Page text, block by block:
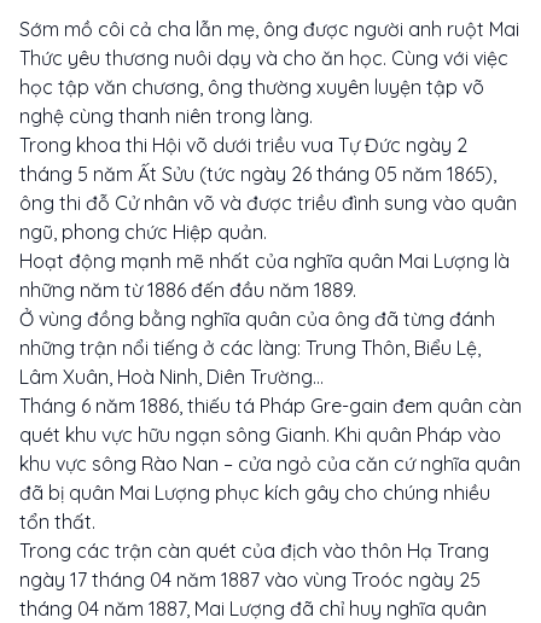
Sớm mồ côi cả cha lẫn mẹ, ông được người anh ruột Mai
Thức yêu thương nuôi dạy và cho ăn học. Cùng với việc
học tập văn chương, ông thường xuyên luyện tập võ
nghệ cùng thanh niên trong làng.
Trong khoa thi Hội võ dưới triều vua Tự Đức ngày 2
tháng 5 năm Ất Sửu (tức ngày 26 tháng 05 năm 1865),
ông thi đỗ Cử nhân võ và được triều đình sung vào quân
ngũ, phong chức Hiệp quản.
Hoạt động mạnh mẽ nhất của nghĩa quân Mai Lượng là
những năm từ 1886 đến đầu năm 1889.
Ở vùng đồng bằng nghĩa quân của ông đã từng đánh
những trận nổi tiếng ở các làng: Trung Thôn, Biểu Lệ,
Lâm Xuân, Hoà Ninh, Diên Trường…
Tháng 6 năm 1886, thiếu tá Pháp Gre-gain đem quân càn
quét khu vực hữu ngạn sông Gianh. Khi quân Pháp vào
khu vực sông Rào Nan – cửa ngỏ của căn cứ nghĩa quân
đã bị quân Mai Lượng phục kích gây cho chúng nhiều
tổn thất.
Trong các trận càn quét của địch vào thôn Hạ Trang
ngày 17 tháng 04 năm 1887 vào vùng Troóc ngày 25
tháng 04 năm 1887, Mai Lượng đã chỉ huy nghĩa quân